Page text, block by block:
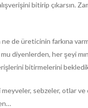
bitirip çıkarsın.
de üreticinin farkına
diyenlerden, her şeyi
bitirmelerini
meyveler, sebzeler, otlar